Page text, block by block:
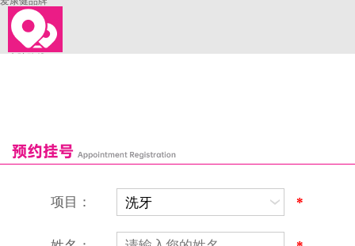
恒乐口腔诊所
富港口腔诊所
项目： *